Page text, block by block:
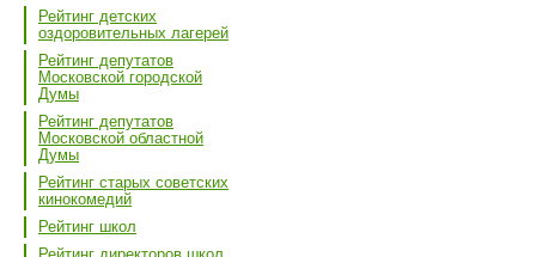
Рейтинг детских
оздоровительных лагерей
Рейтинг депутатов
Московской городской
Думы
Рейтинг депутатов
Московской областной
Думы
Рейтинг старых советских
кинокомедий
Рейтинг школ